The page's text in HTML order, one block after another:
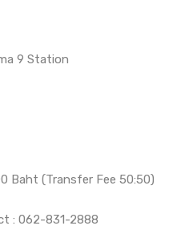
9 Station
Baht (Transfer Fee 50:50)
: 062-831-2888